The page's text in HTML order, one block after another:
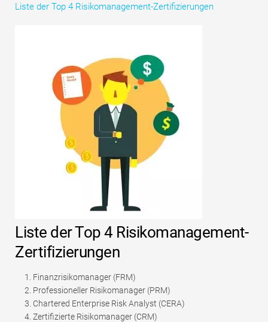
Liste der Top 4 Risikomanagement-Zertifizierungen
Liste der Top 4 Risikomanagement-
Zertifizierungen
Finanzrisikomanager (FRM)
Professioneller Risikomanager (PRM)
Chartered Enterprise Risk Analyst (CERA)
Zertifizierte Risikomanager (CRM)